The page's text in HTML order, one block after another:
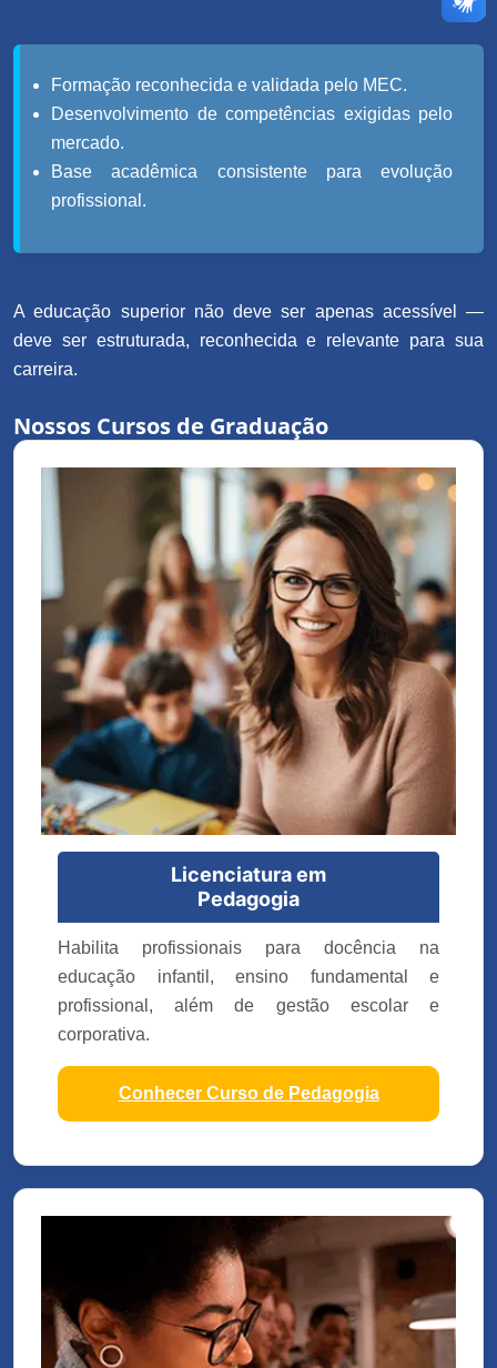
Formação reconhecida e validada pelo MEC.
Desenvolvimento de competências exigidas pelo
mercado.
Base acadêmica consistente para evolução
profissional.
A educação superior não deve ser apenas acessível —
deve ser estruturada, reconhecida e relevante para sua
carreira.
Nossos Cursos de Graduação
Licenciatura em
Pedagogia
Habilita profissionais para docência na
educação infantil, ensino fundamental e
profissional, além de gestão escolar e
corporativa.
Conhecer Curso de Pedagogia